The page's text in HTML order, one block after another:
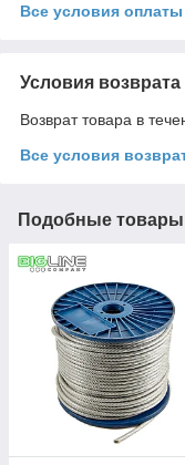
Все условия оплаты
Условия возврата
Возврат товара в
Все условия
Подобные